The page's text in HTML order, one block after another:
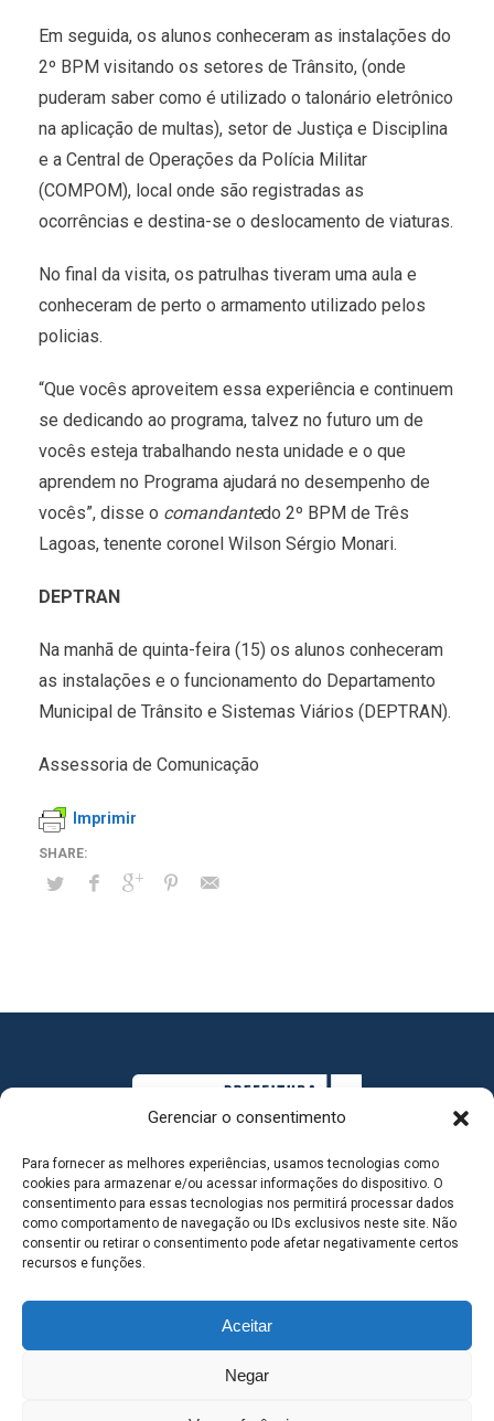
Gerenciar o consentimento
Para fornecer as melhores experiências, usamos tecnologias como
cookies para armazenar e/ou acessar informações do dispositivo. O
consentimento para essas tecnologias nos permitirá processar dados
como comportamento de navegação ou IDs exclusivos neste site. Não
consentir ou retirar o consentimento pode afetar negativamente certos
recursos e funções.
Aceitar
Negar
Em seguida, os alunos conheceram as instalações do
2º BPM visitando os setores de Trânsito, (onde
puderam saber como é utilizado o talonário eletrônico
na aplicação de multas), setor de Justiça e Disciplina
e a Central de Operações da Polícia Militar
(COMPOM), local onde são registradas as
ocorrências e destina-se o deslocamento de viaturas.
No final da visita, os patrulhas tiveram uma aula e
conheceram de perto o armamento utilizado pelos
policias.
“Que vocês aproveitem essa experiência e continuem
se dedicando ao programa, talvez no futuro um de
vocês esteja trabalhando nesta unidade e o que
aprendem no Programa ajudará no desempenho de
vocês”, disse o comandantedo 2º BPM de Três
Lagoas, tenente coronel Wilson Sérgio Monari.
DEPTRAN
Na manhã de quinta-feira (15) os alunos conheceram
as instalações e o funcionamento do Departamento
Municipal de Trânsito e Sistemas Viários (DEPTRAN).
Assessoria de Comunicação
Imprimir
MAPA DO SITE
SEDE DO ADMINISTRATIVO MUNICIPAL - Avenida